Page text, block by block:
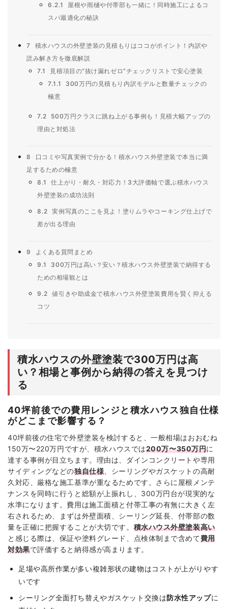
6.2.1
屋根や雨樋や付帯部も一緒に！同時施工によるコ
スパ最適化の秘訣
7
積水ハウスの外壁塗装の見積もりはココがポイント！内訳や
読み解き方を徹底解説
7.1
見積項目の“抜け漏れゼロ”チェックリストで安心塗装
7.1.1
300万円の見積もり内訳モデルと数量チェックの
極意
7.2
500万円クラスに跳ね上がる事例も！見積大幅アップの
理由と対処法
8
口コミや写真実例で分かる！積水ハウス外壁塗装で本当に満
足するための極意
8.1
仕上がり・耐久・対応力！3大評価軸で選ぶ積水ハウス
外壁塗装の成功法則
8.2 実例写真のここを見よ！塗りムラやコーキング仕上げで
差が出る理由
9
よくある質問まとめ
9.1
300万円は高い？安い？積水ハウス外壁塗装で納得する
ための相場観とは
9.2 値引きや助成金で積水ハウス外壁塗装費用を賢く抑える
コツ
積水ハウスの外壁塗装で300万円は高
い？相場と事例から納得の答えを見つけ
る
40坪前後での費用レンジと積水ハウス独自仕様
がどこまで影響する？
40坪前後の住宅で外壁塗装を検討すると、一般相場はおおむね
150万〜220万円ですが、積水ハウスでは200万〜350万円に
達する事例が目立ちます。理由は、ダインコンクリートや専用
サイディングなどの独自仕様 、シーリングやガスケットの高耐
久対応、厳格な施工基準が重なるためです。さらに屋根メンテ
ナンスを同時に行うと総額が上振れし、300万円台が現実的な
水準になります。費用は施工面積と付帯工事の有無に大きく左
右されるため、まずは外壁面積、シーリング延長、付帯部の数
量を正確に把握することが大切です。 積水ハウス外壁塗装高い
と感じる際は、保証や塗料グレード、点検体制まで含めて費用
対効果で評価すると納得感が高まります。
足場や高所作業が多い複雑形状の建物はコストが上がりやす
いです
シーリング全面打ち替えやガスケット交換は防水性アップに